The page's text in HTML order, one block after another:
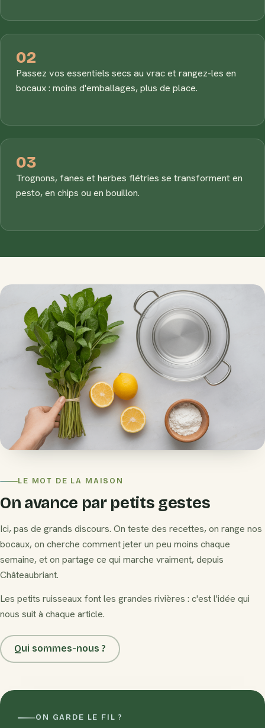
02
Passez vos essentiels secs au vrac et rangez-les en
bocaux : moins d'emballages, plus de place.
03
Trognons, fanes et herbes flétries se transforment en
pesto, en chips ou en bouillon.
LE MOT DE LA MAISON
On avance par petits gestes
Ici, pas de grands discours. On teste des recettes, on range nos
bocaux, on cherche comment jeter un peu moins chaque
semaine, et on partage ce qui marche vraiment, depuis
Châteaubriant.
Les petits ruisseaux font les grandes rivières : c'est l'idée qui
nous suit à chaque article.
Qui sommes-nous ?
ON GARDE LE FIL ?